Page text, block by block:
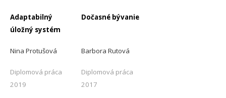
Adaptabilný
úložný systém
Dočasné bývanie
Nina Protušová Barbora Rutová
Diplomová práca
2019
Diplomová práca
2017